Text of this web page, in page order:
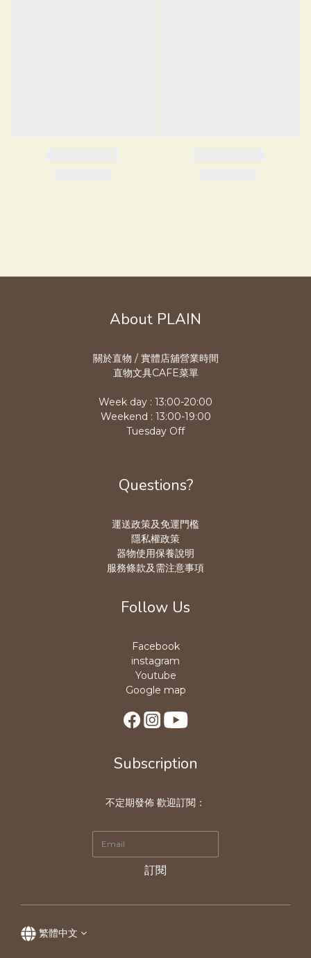
About PLAIN
關於直物 / 實體店舖營業時間
直物文具CAFE菜單
Week day : 13:00-20:00
Weekend : 13:00-19:00
Tuesday Off
Questions?
運送政策及免運門檻
隱私權政策
器物使用保養說明
服務條款及需注意事項
Follow Us
Facebook
instagram
Youtube
Google map
Subscription
不定期發佈 歡迎訂閱：
訂閱
繁體中文